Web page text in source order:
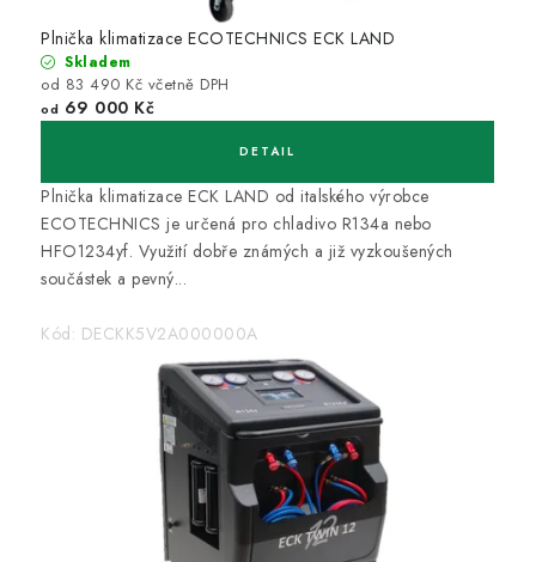
Plnička klimatizace ECOTECHNICS ECK LAND
Skladem
od 83 490 Kč včetně DPH
od 69 000 Kč
Plnička klimatizace ECK LAND od italského výrobce
ECOTECHNICS je určená pro chladivo R134a nebo
HFO1234yf. Využití dobře známých a již vyzkoušených
součástek a pevný...
Kód: DECKK5V2A000000A